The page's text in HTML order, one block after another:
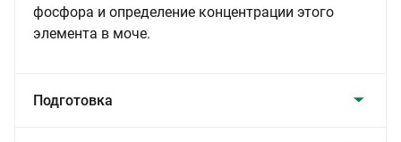
фосфора и определение концентрации этого
элемента в моче.
Подготовка